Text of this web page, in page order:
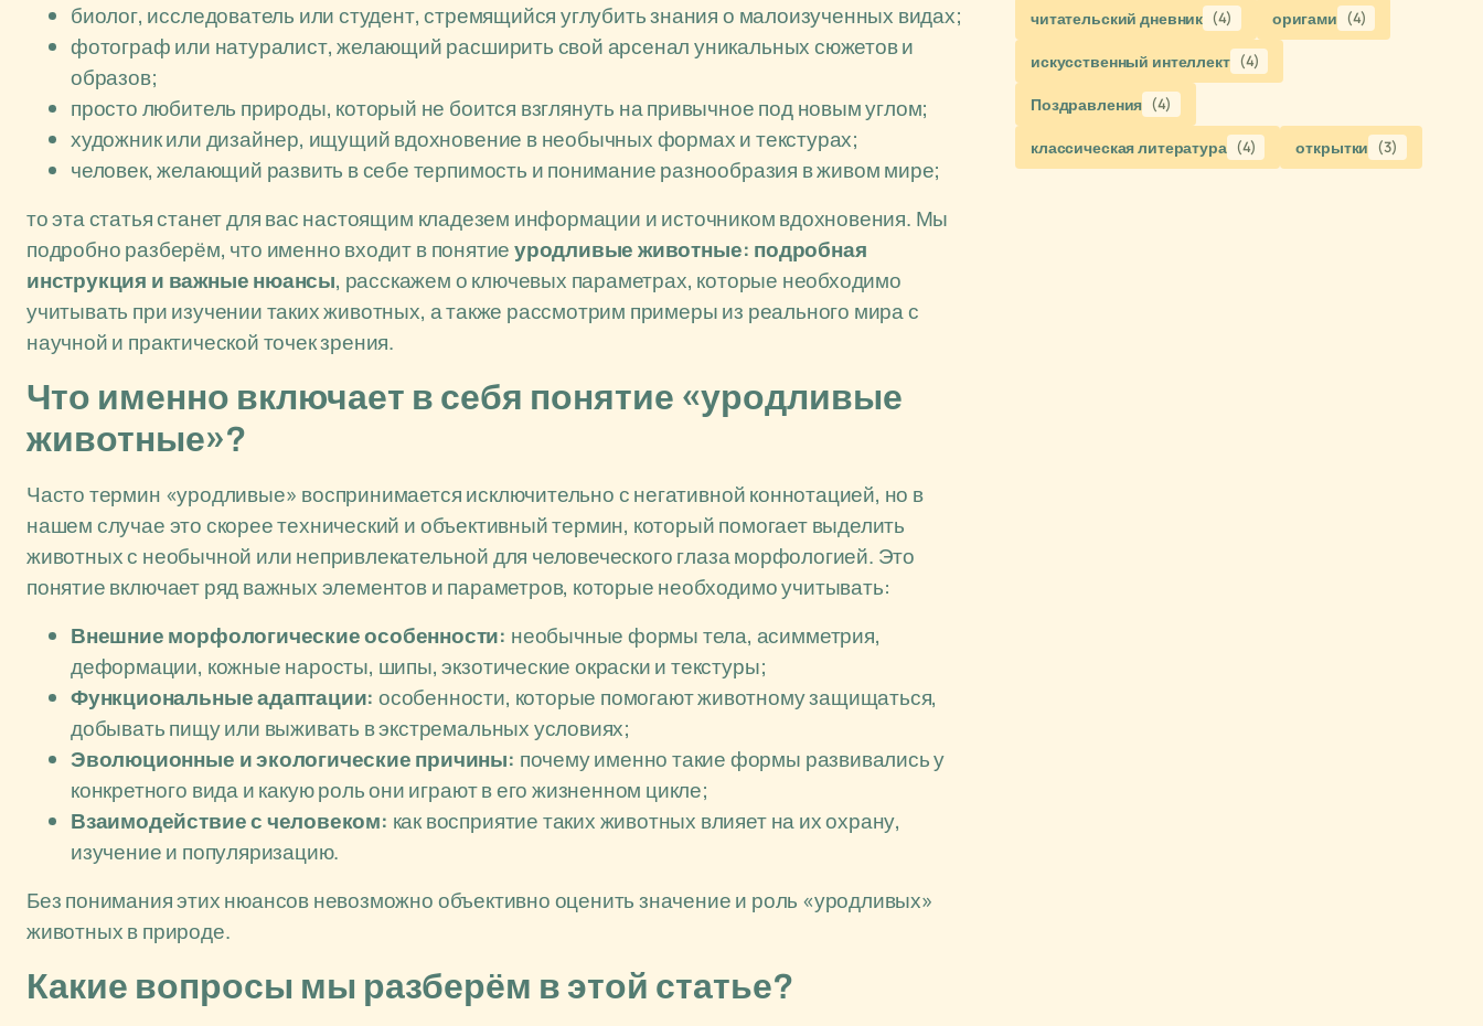
биолог, исследователь или студент, стремящийся углубить знания о малоизученных видах;
фотограф или натуралист, желающий расширить свой арсенал уникальных сюжетов и
образов;
просто любитель природы, который не боится взглянуть на привычное под новым углом;
художник или дизайнер, ищущий вдохновение в необычных формах и текстурах;
человек, желающий развить в себе терпимость и понимание разнообразия в живом мире;
то эта статья станет для вас настоящим кладезем информации и источником вдохновения. Мы
подробно разберём, что именно входит в понятиеуродливые животные: подробная
инструкция и важные нюансы, расскажем о ключевых параметрах, которые необходимо
учитывать при изучении таких животных, а также рассмотрим примеры из реального мира с
научной и практической точек зрения.
Что именно включает в себя понятие «уродливые
животные»?
Часто термин «уродливые» воспринимается исключительно с негативной коннотацией, но в
нашем случае это скорее технический и объективный термин, который помогает выделить
животных с необычной или непривлекательной для человеческого глаза морфологией. Это
понятие включает ряд важных элементов и параметров, которые необходимо учитывать:
Внешние морфологические особенности: необычные формы тела, асимметрия,
деформации, кожные наросты, шипы, экзотические окраски и текстуры;
Функциональные адаптации: особенности, которые помогают животному защищаться,
добывать пищу или выживать в экстремальных условиях;
Эволюционные и экологические причины: почему именно такие формы развивались у
конкретного вида и какую роль они играют в его жизненном цикле;
Взаимодействие с человеком: как восприятие таких животных влияет на их охрану,
изучение и популяризацию.
Без понимания этих нюансов невозможно объективно оценить значение и роль «уродливых»
животных в природе.
Какие вопросы мы разберём в этой статье?
читательский дневник (4) оригами (4)
искусственный интеллект (4)
Поздравления (4)
классическая литература (4) открытки (3)